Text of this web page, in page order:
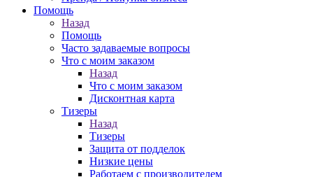
Помощь
Назад
Помощь
Часто задаваемые вопросы
Что с моим заказом
Назад
Что с моим заказом
Дисконтная карта
Тизеры
Назад
Тизеры
Защита от подделок
Низкие цены
Работаем с производителем